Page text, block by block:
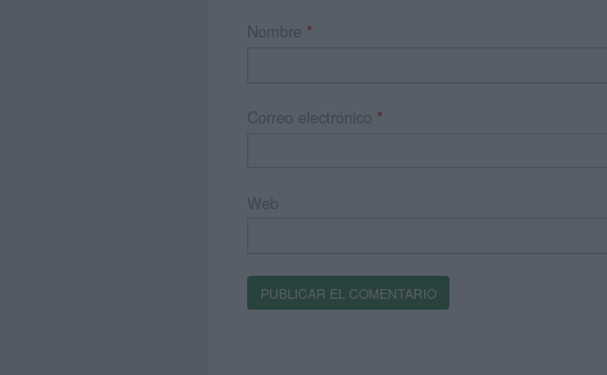
Nombre *
Correo electrónico *
Web